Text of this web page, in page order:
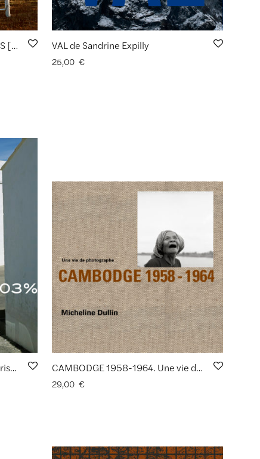
Carnet #8_AMERICAN ANIMALS [American Trilogy 1/3] de Jean-Christophe Béchet VAL de Sandrine Expilly
25,00 €
Carnet #6_72,03% de Jean-Christophe Béchet CAMBODGE 1958-1964. Une vie de photographe de Micheline Dullin (1927-2020)
29,00 €